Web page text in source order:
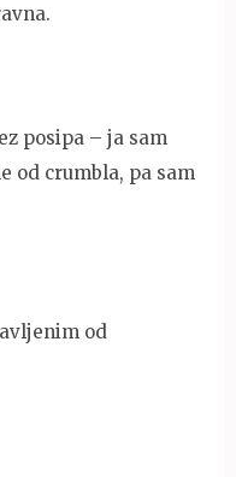
posipa – ja sam
od crumbla, pa sam
od